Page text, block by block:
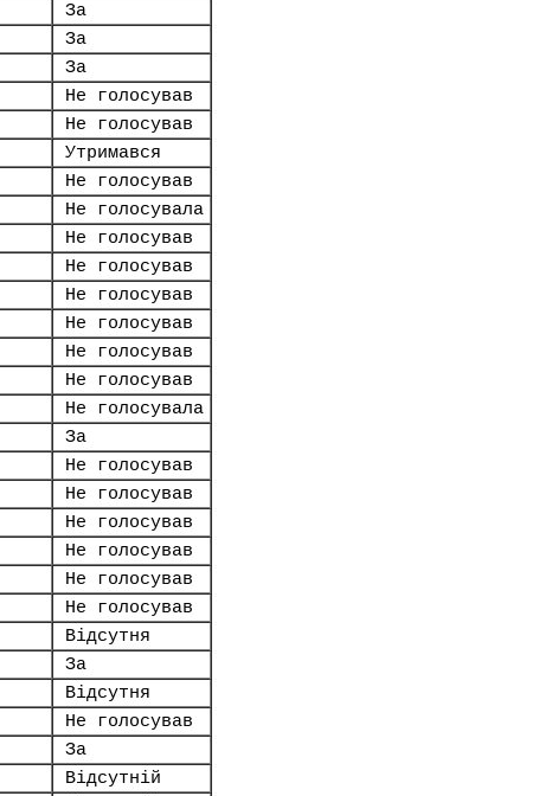
За
За
За
Не голосував
Не голосував
Утримався
Не голосував
Не голосувала
Не голосував
Не голосував
Не голосував
Не голосував
Не голосував
Не голосував
Не голосувала
За
Не голосував
Не голосував
Не голосував
Не голосував
Не голосував
Не голосував
Відсутня
За
Відсутня
Не голосував
За
Відсутній